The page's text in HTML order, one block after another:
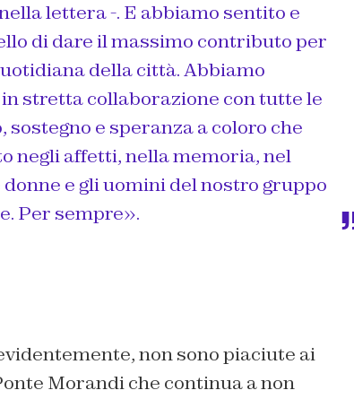
lettera -. E abbiamo sentito e
di dare il massimo contributo per
della città. Abbiamo
stretta collaborazione con tutte le
e speranza a coloro che
negli affetti, nella memoria, nel
donne e gli uomini del nostro gruppo
Per sempre».
non sono piaciute ai
Morandi che continua a non